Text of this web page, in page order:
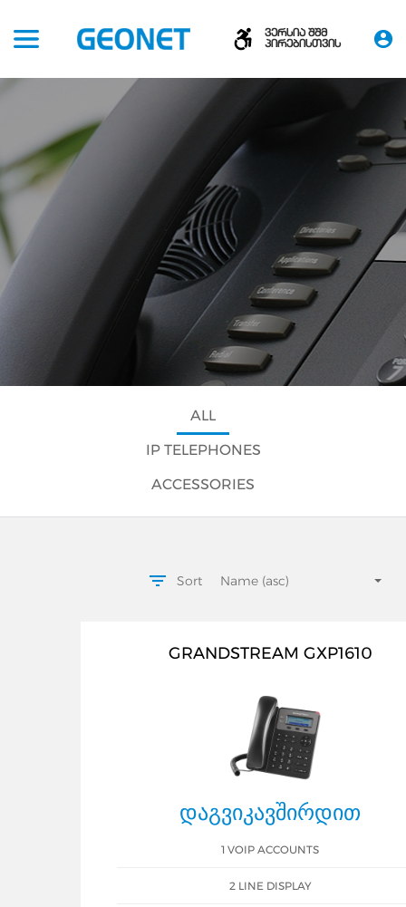
ვერსია შშმ
პირებისთვის
ALL
IP TELEPHONES
ACCESSORIES
Sort Name (asc)
GRANDSTREAM GXP1610
ᲓᲐᲒᲕᲘᲙᲐᲕᲨᲘᲠᲓᲘᲗ
1 VOIP ACCOUNTS
2 LINE DISPLAY